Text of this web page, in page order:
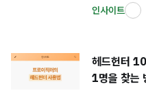
인사이트
헤드헌터
1명을 찾는